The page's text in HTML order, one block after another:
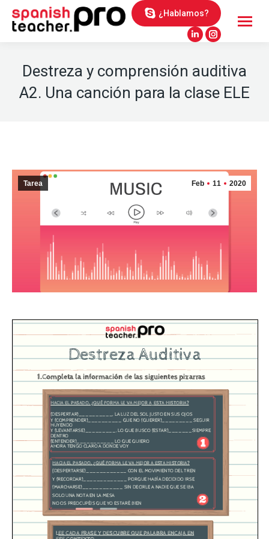
¿Hablamos?
Linkedin
opens
in
Instagram
opens
in
Destreza y comprensión auditiva
A2. Una canción para la clase ELE
Feb 11 2020
Tarea